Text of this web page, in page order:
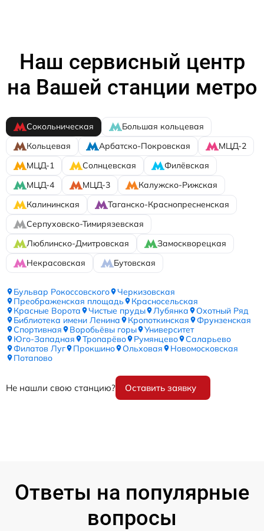
Наш сервисный центр
на Вашей станции метро
Сокольническая
Большая кольцевая
Кольцевая
Арбатско-Покровская
МЦД-2
МЦД-1
Солнцевская
Филёвская
МЦД-4
МЦД-3
Калужско-Рижская
Калининская
Таганско-Краснопресненская
Серпуховско-Тимирязевская
Люблинско-Дмитровская
Замоскворецкая
Некрасовская
Бутовская
Бульвар Рокоссовского
Черкизовская
Преображенская площадь
Красносельская
Красные Ворота
Чистые пруды Лубянка
Охотный Ряд
Библиотека имени Ленина
Кропоткинская
Фрунзенская
Спортивная
Воробьёвы горы
Университет
Юго-Западная
Тропарёво Румянцево
Саларьево
Филатов Луг
Прокшино Ольховая
Новомосковская
Потапово
Не нашли свою станцию? Оставить заявку
Ответы на популярные
вопросы